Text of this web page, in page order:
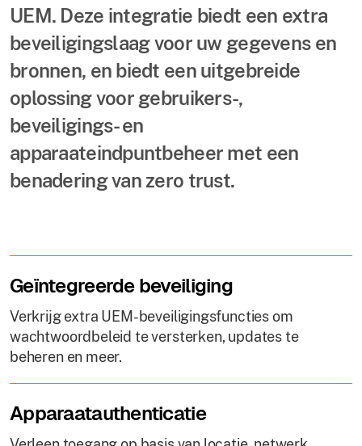
UEM. Deze integratie biedt een extra
beveiligingslaag voor uw gegevens en
bronnen, en biedt een uitgebreide
oplossing voor gebruikers-,
beveiligings- en
apparaateindpuntbeheer met een
benadering van zero trust.
Geïntegreerde beveiliging
Verkrijg extra UEM-beveiligingsfuncties om
wachtwoordbeleid te versterken, updates te
beheren en meer.
Apparaatauthenticatie